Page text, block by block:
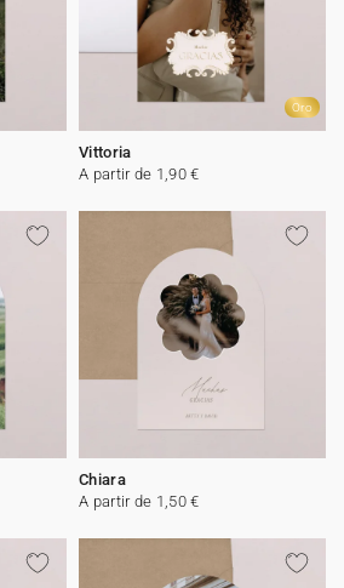
Oro
Vittoria
A partir de 1,90 €
Chiara
A partir de 1,50 €